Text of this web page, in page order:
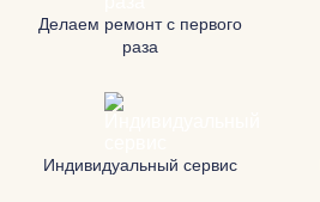
Делаем ремонт с первого
раза
Индивидуальный сервис